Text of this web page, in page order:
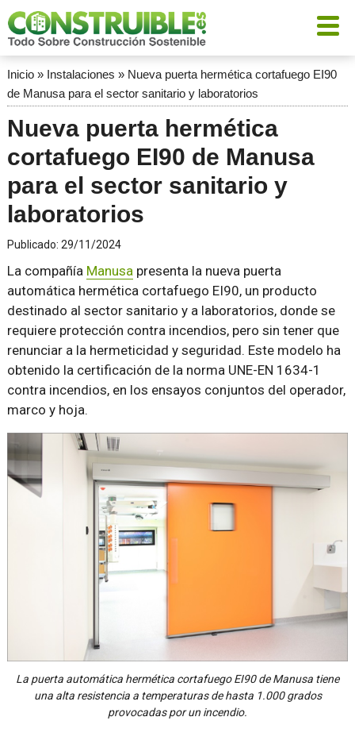
Inicio» Instalaciones » Nueva puerta hermética cortafuego EI90
de Manusa para el sector sanitario y laboratorios
Nueva puerta hermética
cortafuego EI90 de Manusa
para el sector sanitario y
laboratorios
Publicado: 29/11/2024
La compañía Manusapresenta la nueva puerta
automática hermética cortafuego EI90, un producto
destinado al sector sanitario y a laboratorios, donde se
requiere protección contra incendios, pero sin tener que
renunciar a la hermeticidad y seguridad. Este modelo ha
obtenido la certificación de la norma UNE-EN 1634-1
contra incendios, en los ensayos conjuntos del operador,
marco y hoja.
La puerta automática hermética cortafuego EI90 de Manusa tiene
una alta resistencia a temperaturas de hasta 1.000 grados
provocadas por un incendio.